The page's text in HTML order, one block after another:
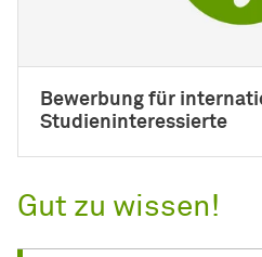
Bewerbung für
Studieninteressierte
Gut zu wissen!